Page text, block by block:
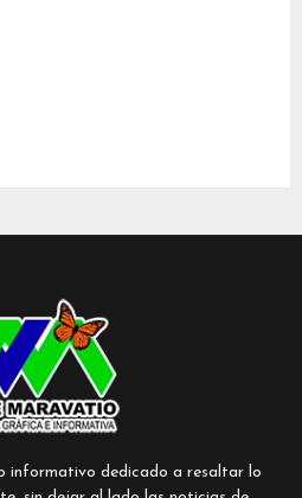
informativo dedicado a resaltar lo